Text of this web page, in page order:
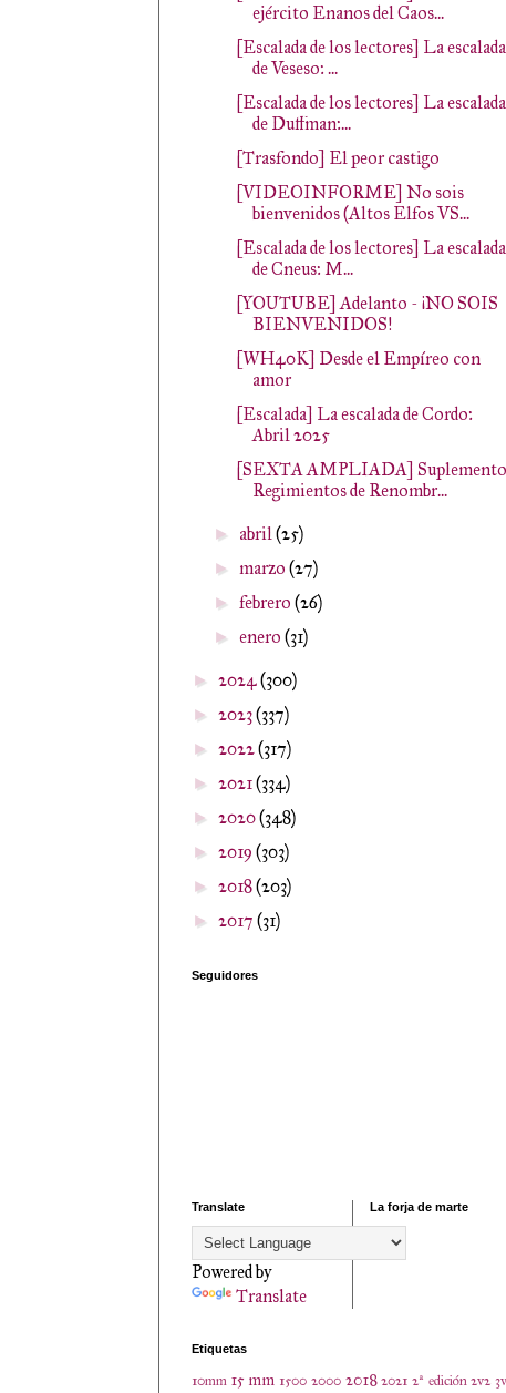
ejército Enanos del Caos...
[Escalada de los lectores] La escalada
de Veseso: ...
[Escalada de los lectores] La escalada
de Duffman:...
[Trasfondo] El peor castigo
[VIDEOINFORME] No sois
bienvenidos (Altos Elfos VS...
[Escalada de los lectores] La escalada
de Cneus: M...
[YOUTUBE] Adelanto - ¡NO SOIS
BIENVENIDOS!
[WH40K] Desde el Empíreo con
amor
[Escalada] La escalada de Cordo:
Abril 2025
[SEXTA AMPLIADA] Suplemento
Regimientos de Renombr...
► abril(25)
► marzo(27)
►febrero(26)
►enero(31)
► 2024(300)
► 2023(337)
► 2022(317)
► 2021(334)
► 2020(348)
► 2019 (303)
► 2018(203)
► 2017 (31)
Seguidores
Translate
Powered by
Translate
La forja de marte
Etiquetas
10mm 15 mm 1500 2000 2018 2021 2ª edición 2v2